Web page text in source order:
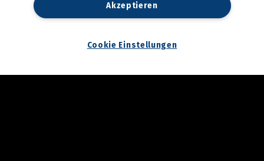
Akzeptieren
Cookie Einstellungen